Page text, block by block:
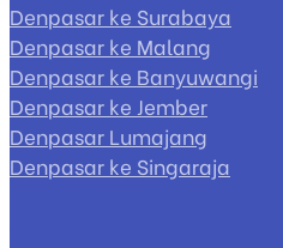
Denpasar ke Surabaya
Denpasar ke Malang
Denpasar ke Banyuwangi
Denpasar ke Jember
Denpasar Lumajang
Denpasar ke Singaraja